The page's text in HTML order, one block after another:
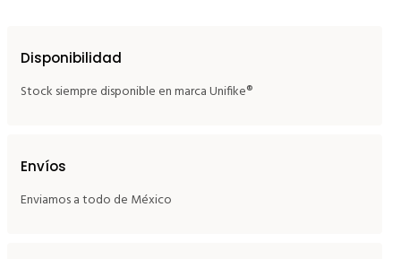
Disponibilidad
Stock siempre disponible en marca Unifike®
Envíos
Enviamos a todo de México